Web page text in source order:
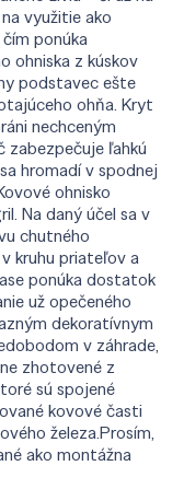
využitie ako
ponúka
ohniska z kúskov
podstavec ešte
ohňa. Kryt
nechceným
zabezpečuje ľahkú
hromadí v spodnej
ohnisko
Na daný účel sa v
chutného
kruhu priateľov a
ponúka dostatok
už opečeného
dekoratívnym
v záhrade,
zhotovené z
sú spojené
kovové časti
železa.Prosím,
ako montážna